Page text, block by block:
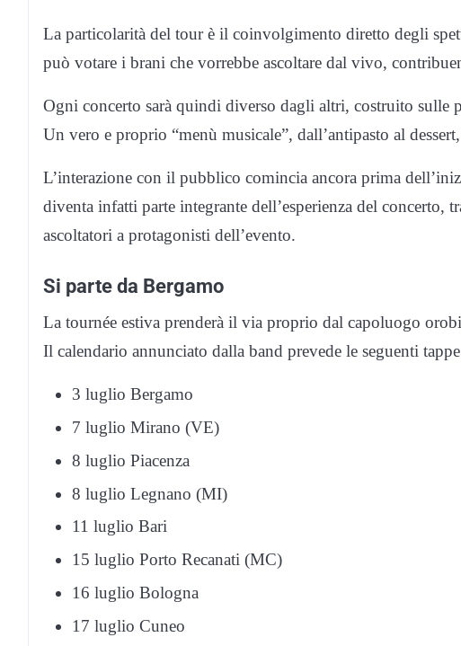
La particolarità del tour è il coinvolgimento diretto degli
può votare i brani che vorrebbe ascoltare dal vivo,
Ogni concerto sarà quindi diverso dagli altri, costruito sulle
Un vero e proprio “menù musicale”, dall’antipasto al
L’interazione con il pubblico comincia ancora prima
diventa infatti parte integrante dell’esperienza del concerto,
ascoltatori a protagonisti dell’evento.
Si parte da Bergamo
La tournée estiva prenderà il via proprio dal capoluogo
Il calendario annunciato dalla band prevede le seguenti
3 luglio Bergamo
7 luglio Mirano (VE)
8 luglio Piacenza
8 luglio Legnano (MI)
11 luglio Bari
15 luglio Porto Recanati (MC)
16 luglio Bologna
17 luglio Cuneo